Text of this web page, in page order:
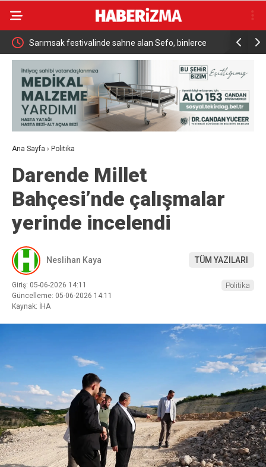
Sarımsak festivalinde sahne alan Sefo, binlerce
vatandaşa unutulmaz bir gece yaşattı
Sanatçı
Ana Sayfa › Politika
Darende Millet
Bahçesi’nde çalışmalar
yerinde incelendi
Neslihan Kaya TÜM YAZILARI
Giriş: 05-06-2026 14:11
Güncelleme: 05-06-2026 14:11
Kaynak: İHA
Politika